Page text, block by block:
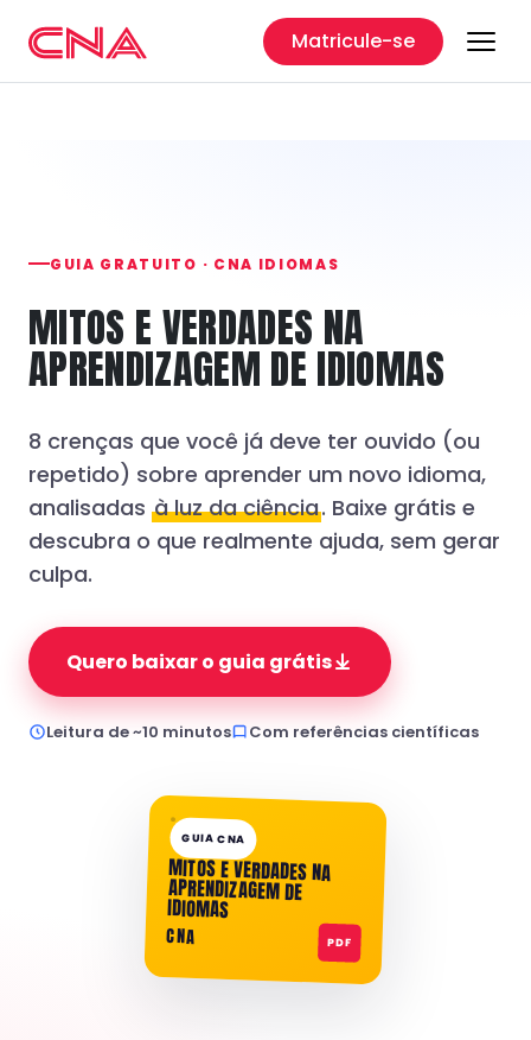
Matricule-se
GUIA GRATUITO · CNA IDIOMAS
MITOS E VERDADES NA
APRENDIZAGEM DE IDIOMAS
8 crenças que você já deve ter ouvido (ou
repetido) sobre aprender um novo idioma,
analisadas à luz da ciência. Baixe grátis e
descubra o que realmente ajuda, sem gerar
culpa.
Quero baixar o guia grátis
Leitura de ~10 minutos Com referências científicas
GUIA CNA
MITOS E VERDADES NA
APRENDIZAGEM DE
IDIOMAS
CNA PDF